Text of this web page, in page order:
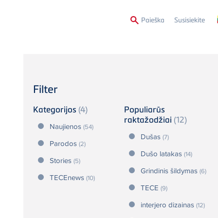
Paieška Susisiekite
Filter
Kategorijos (4)
Naujienos (54)
Parodos (2)
Stories (5)
TECEnews (10)
Populiarūs
raktažodžiai (12)
Dušas (7)
Dušo latakas (14)
Grindinis šildymas (6)
TECE (9)
interjero dizainas (12)